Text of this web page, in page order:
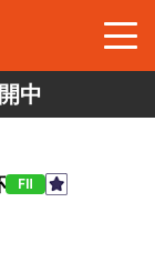
中
FⅡ